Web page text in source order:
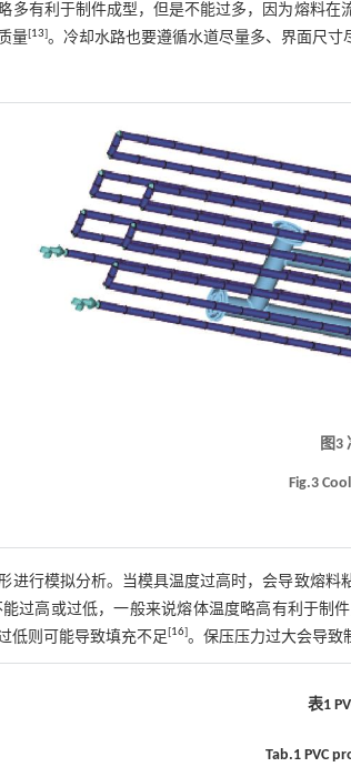
多有利于制件成型，但是不能过多，因为熔料
量[13]。冷却水路也要遵循水道尽量多、界面尺寸
图3
Fig.3
进行模拟分析。当模具温度过高时，会导致熔
过高或过低，一般来说熔体温度略高有利于制
低则可能导致填充不足[16]。保压压力过大会导致
表1
Tab.1 PVC